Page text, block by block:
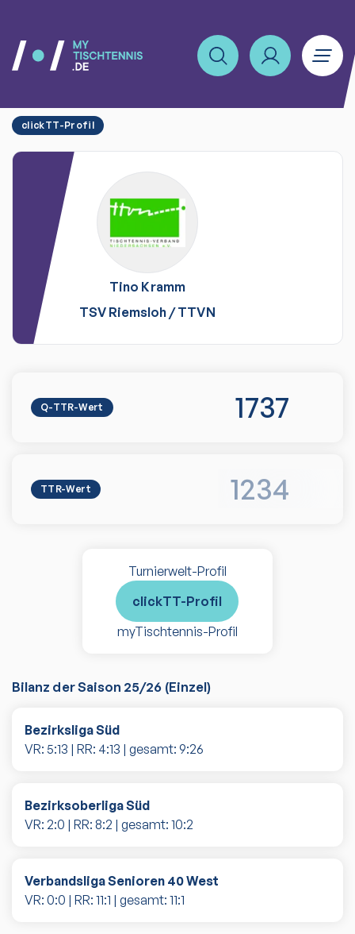
clickTT-Profil
Tino Kramm
TSV Riemsloh /TTVN
Q-TTR-Wert 1737
TTR-Wert 1234
Turnierwelt-Profil
clickTT-Profil
myTischtennis-Profil
Bilanz der Saison 25/26 (Einzel)
Bezirksliga Süd
VR: 5:13 | RR: 4:13 | gesamt: 9:26
Bezirksoberliga Süd
VR: 2:0 | RR: 8:2 | gesamt: 10:2
Verbandsliga Senioren 40 West
VR: 0:0 | RR: 11:1 | gesamt: 11:1